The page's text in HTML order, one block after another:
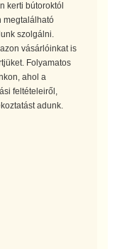
kerti bútoroktól
megtalálható
szolgálni.
vásárlóinkat is
Folyamatos
ahol a
feltételeiről,
adunk.